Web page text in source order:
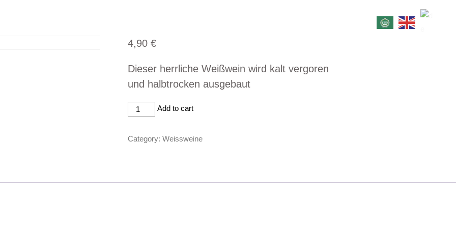
4,90 €
Dieser herrliche Weißwein wird kalt vergoren
und halbtrocken ausgebaut
Blanc
Vineyard
Add to cart
Category: Weissweine